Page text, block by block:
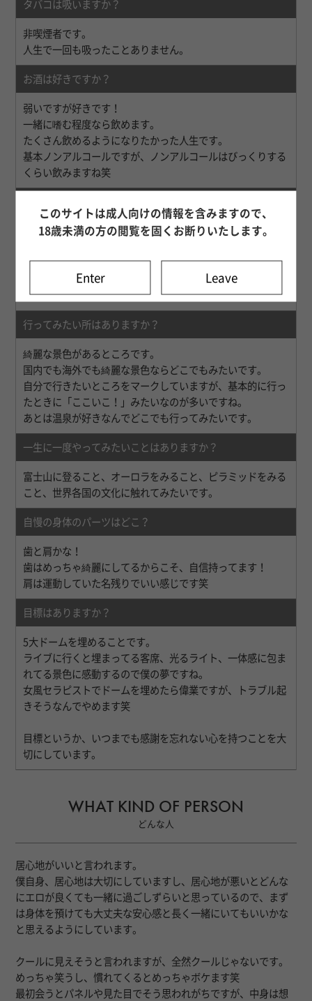
タバコは吸いますか？
非喫煙者です。
人生で一回も吸ったことありません。
お酒は好きですか？
弱いですが好きです！
一緒に嗜む程度なら飲めます。
たくさん飲めるようになりたかった人生です。
基本ノンアルコールですが、ノンアルコールはびっくりする
くらい飲みますね笑
僕は性感に限らず、女性の喜んでる姿や楽しんでる姿が好き
女の子の目になった時はたまらないです。
ってことは向いていると思います！
シンプルにエロ大好きです。
行ってみたい所はありますか？
綺麗な景色があるところです。
国内でも海外でも綺麗な景色ならどこでもみたいです。
自分で行きたいところをマークしていますが、基本的に行っ
たときに「ここいこ！」みたいなのが多いですね。
あとは温泉が好きなんでどこでも行ってみたいです。
一生に一度やってみたいことはありますか？
富士山に登ること、オーロラをみること、ピラミッドをみる
こと、世界各国の文化に触れてみたいです。
自慢の身体のパーツはどこ？
歯と肩かな！
歯はめっちゃ綺麗にしてるからこそ、自信持ってます！
肩は運動していた名残りでいい感じです笑
目標はありますか？
5大ドームを埋めることです。
ライブに行くと埋まってる客席、光るライト、一体感に包ま
れてる景色に感動するので僕の夢ですね。
女風セラピストでドームを埋めたら偉業ですが、トラブル起
きそうなんでやめます笑
目標というか、いつまでも感謝を忘れない心を持つことを大
切にしています。
WHAT KIND OF PERSON
どんな人
居心地がいいと言われます。
僕自身、居心地は大切にしていますし、居心地が悪いとどんな
にエロが良くても一緒に過ごしずらいと思っているので、まず
は身体を預けても大丈夫な安心感と長く一緒にいてもいいかな
と思えるようにしています。
クールに見えそうと言われますが、全然クールじゃないです。
めっちゃ笑うし、慣れてくるとめっちゃボケます笑
最初会うとパネルや見た目でそう思われがちですが、中身は想
このサイトは成人向けの情報を含みますので、
18歳未満の方の閲覧を固くお断りいたします。
Enter Leave